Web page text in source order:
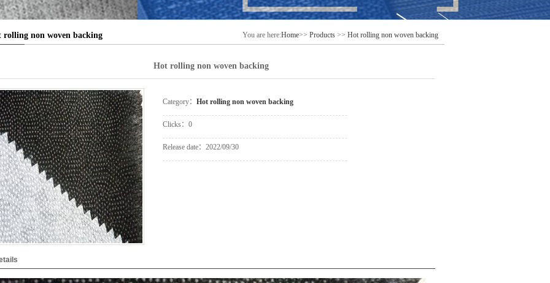
rolling non woven backing You are here:Home>> Products >> Hot rolling non woven backing
Hot rolling non woven backing
Category： Hot rolling non woven backing
Clicks： 0
Release date： 2022/09/30